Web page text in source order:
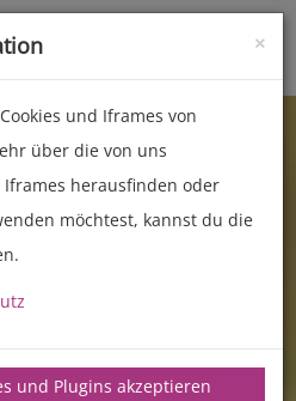
Toggle
×
und Iframes von
über die von uns
herausfinden oder
möchtest, kannst du die
und Plugins akzeptieren